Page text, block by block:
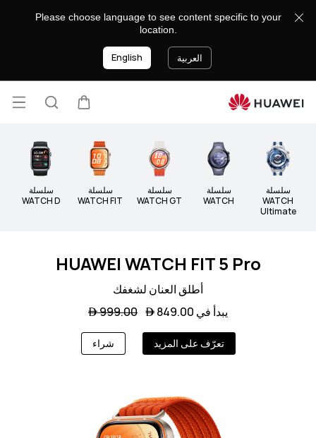
القابلة
Please choose language to see content specific to your
location.
العربية English
فتح
سلسلة
WATCH
Ultimate
سلسلة
WATCH
سلسلة
WATCH GT
سلسلة
WATCH FIT
سلسلة
WATCH D
HUAWEI WATCH FIT 5 Pro
أطلق العنان لشغفك
يبدأ في 849.00 
999.00 
تعرّف على المزيد شراء